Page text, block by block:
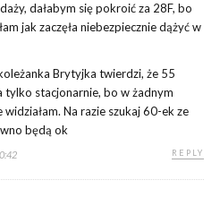
dałabym się pokroić za 28F, bo
jak zaczęła niebezpiecznie dążyć w
Brytyjka twierdzi, że 55
tylko stacjonarnie, bo w żadnym
Na razie szukaj 60-ek ze
będą ok
REPLY